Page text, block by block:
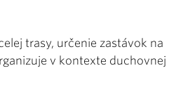
trasy, určenie zastávok na
v kontexte duchovnej